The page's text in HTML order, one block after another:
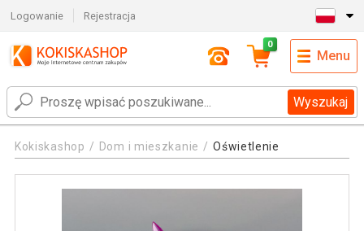
Logowanie Rejestracja
Wyszukaj
0
Menu
Kokiskashop Dom i mieszkanie Oświetlenie